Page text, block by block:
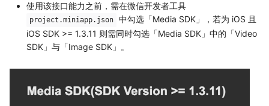
使用该接口能力之前，需在微信开发者工具
project.miniapp.json
中勾选「Media SDK」，若为 iOS 且
iOS SDK >= 1.3.11 则需同时勾选「Media SDK」中的「Video
SDK」与「Image SDK」。